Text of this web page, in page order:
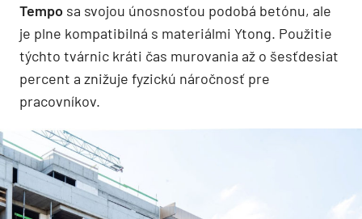
Tempo sa svojou únosnosťou podobá betónu, ale
je plne kompatibilná s materiálmi Ytong. Použitie
týchto tvárnic kráti čas murovania až o šesťdesiat
percent a znižuje fyzickú náročnosť pre
pracovníkov.